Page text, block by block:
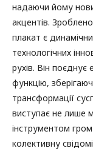
надаючи йому
акцентів.
плакат є
технологічних
рухів. Він поєднує
функцію,
трансформації
виступає не лише
інструментом
колективну